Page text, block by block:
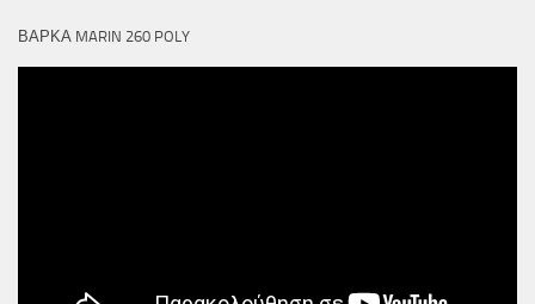
ΒΑΡΚΑ MARIN 260 POLY